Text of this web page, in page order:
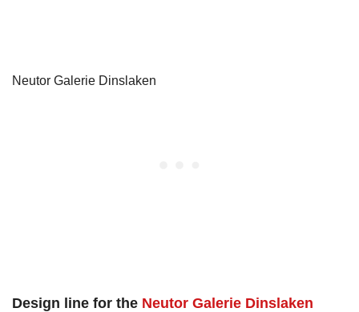
Neutor Galerie Dinslaken
Design line for the Neutor Galerie Dinslaken